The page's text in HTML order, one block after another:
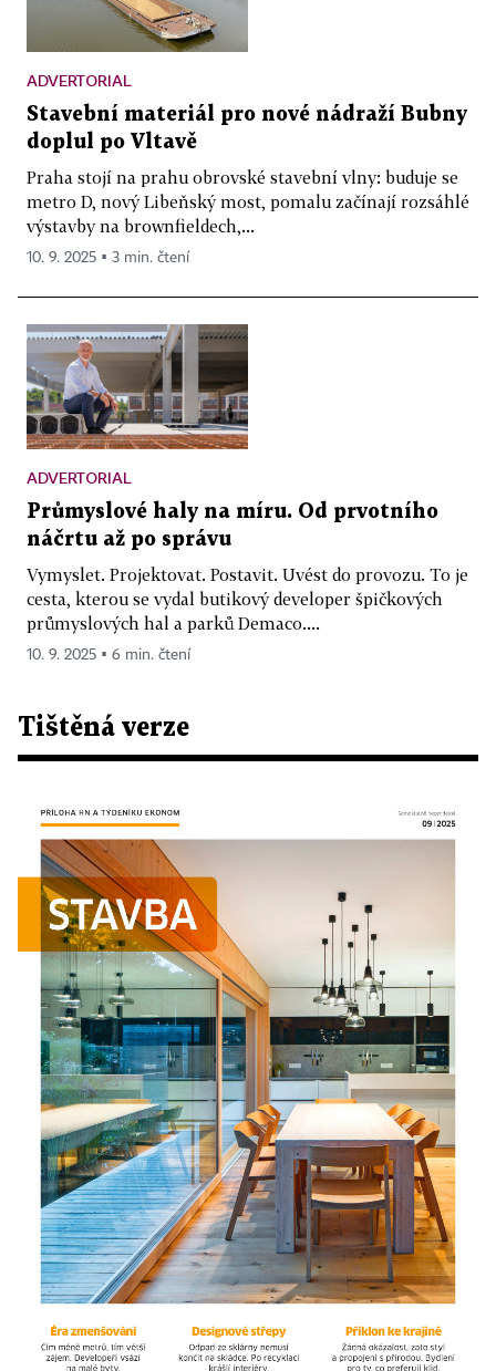
ADVERTORIAL
Stavební materiál pro nové nádraží Bubny
doplul po Vltavě
Praha stojí na prahu obrovské stavební vlny: buduje se
metro D, nový Libeňský most, pomalu začínají rozsáhlé
výstavby na brownfieldech,...
10. 9. 2025 ▪ 3 min. čtení
ADVERTORIAL
Průmyslové haly na míru. Od prvotního
náčrtu až po správu
Vymyslet. Projektovat. Postavit. Uvést do provozu. To je
cesta, kterou se vydal butikový developer špičkových
průmyslových hal a parků Demaco....
10. 9. 2025 ▪ 6 min. čtení
Tištěná verze